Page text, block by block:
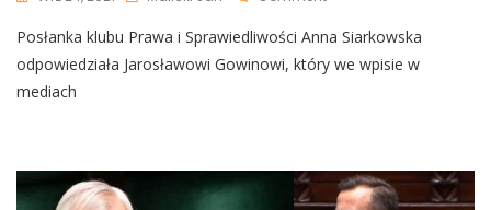
Nie
Zostawiła
Suchej
Tuska
Postulował…
Posłanka klubu Prawa i Sprawiedliwości Anna Siarkowska
odpowiedziała Jarosławowi Gowinowi, który we wpisie w
mediach